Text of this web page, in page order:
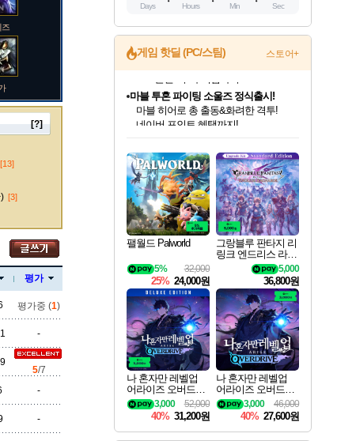
즈
드
[?]
[13]
[3]
평가
평가중 (1)
-
5/7
-
-
Days Hours Min Sec
게임 핫딜 (PC/스팀) 스토어+
최대 90% 할인가를 만나보세요!
네이버혜택과 함께 만나보세요!
50%할인&추가 적립까지!
마블 투혼 파이팅 소울즈 정식출시!
마블 히어로 총 출동&화려한 격투!
네이버 포인트 혜택까지!
이니&베니 혜택까지!
네이버 혜택가와 함께 예약하세요!
할인&네이버혜택으로 만나보세요!
네이버페이 혜택과 만나보세요!
40주년 프로모션으로 만나보세요!
할인가에 만나보세요!
일부 에디션 상시 할인!
혜택으로 예약 판매 중
편안하게 충전하세요
팰월드 Palworld
32,000
5%
25% 24,000원
그랑블루 판타지 리
링크 엔드리스 라그
나로크 업그레이드
킷 Granblue Fantasy
Relink Endless Ragn
arok Upgrade Kit DL
C
5,000
36,800원
나 혼자만 레벨업
어라이즈 오버드라
이브 디럭스 에디션
Solo Leveling Arise
Overdrive Deluxe Edi
tion
52,000
3,000
40% 31,200원
나 혼자만 레벨업
어라이즈 오버드라
이브 Solo Leveling A
rise
46,000
3,000
40% 27,600원